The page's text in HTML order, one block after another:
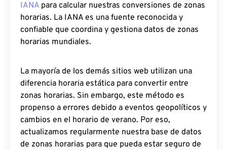
IANA para calcular nuestras conversiones de zonas
horarias. La IANA es una fuente reconocida y
confiable que coordina y gestiona datos de zonas
horarias mundiales.
La mayoría de los demás sitios web utilizan una
diferencia horaria estática para convertir entre
zonas horarias. Sin embargo, este método es
propenso a errores debido a eventos geopolíticos y
cambios en el horario de verano. Por eso,
actualizamos regularmente nuestra base de datos
de zonas horarias para que pueda estar seguro de